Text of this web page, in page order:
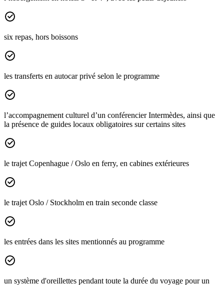
six repas, hors boissons
les transferts en autocar privé selon le programme
l’accompagnement culturel d’un conférencier Intermèdes, ainsi que
la présence de guides locaux obligatoires sur certains sites
le trajet Copenhague / Oslo en ferry, en cabines extérieures
le trajet Oslo / Stockholm en train seconde classe
les entrées dans les sites mentionnés au programme
un système d'oreillettes pendant toute la durée du voyage pour un